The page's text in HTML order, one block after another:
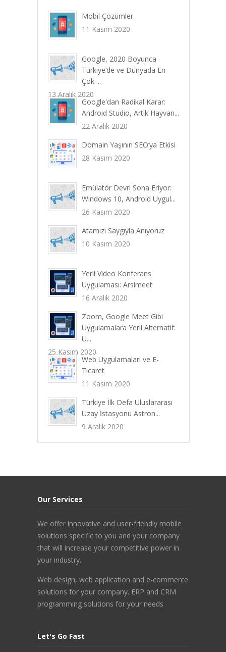
Mobil Çözümler
11 Kasım 2020
Google, 2020 Boyunca
Türkiye’de ve Dünyada En
Çok ...
13 Aralık 2020
Google'dan Radikal Karar:
Android Studio, Artık Hayvan...
22 Aralık 2020
Domain Yaşının SEO’ya Etkisi
28 Kasım 2020
Emülatör Devri Sona Eriyor:
Windows 10, Android Uygul...
26 Kasım 2020
Atamızı Saygıyla Anıyoruz
10 Kasım 2020
Yerli Video Konferans
Uygulaması: Arsimeet
16 Aralık 2020
Zoom, Google Meet Gibi
Uygulamalara Yerli Alternatif:
U...
25 Kasım 2020
Web Uygulamaları ve E-
Ticaret
11 Kasım 2020
Türkiye İlk Defa Uluslararası
Uzay İstasyonu Astron...
9 Aralık 2020
Our Services
We offer innovative and user-friendly mobile
solutions specific to you and your company
that will increase your competitive power in
your industry.
Web design, web application and e-commerce
solutions for your company. ERP and CRM
programming solutions for your needs
Let's Go Fast